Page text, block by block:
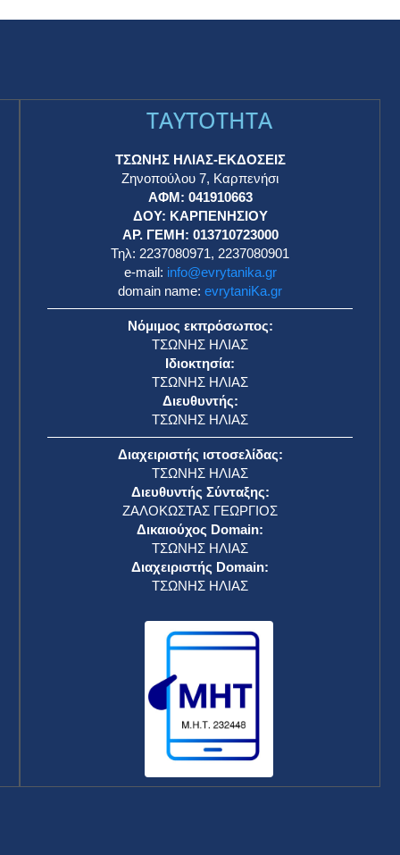
TAYTOTHTA
ΤΣΩΝΗΣ ΗΛΙΑΣ-ΕΚΔΟΣΕΙΣ
Ζηνοπούλου 7, Καρπενήσι
ΑΦΜ: 041910663
ΔΟΥ: ΚΑΡΠΕΝΗΣΙΟΥ
ΑΡ. ΓΕΜΗ: 013710723000
Τηλ: 2237080971, 2237080901
e-mail: info@evrytanika.gr
domain name: evrytaniKa.gr
Νόμιμος εκπρόσωπος:
ΤΣΩΝΗΣ ΗΛΙΑΣ
Ιδιοκτησία:
ΤΣΩΝΗΣ ΗΛΙΑΣ
Διευθυντής:
ΤΣΩΝΗΣ ΗΛΙΑΣ
Διαχειριστής ιστοσελίδας:
ΤΣΩΝΗΣ ΗΛΙΑΣ
Διευθυντής Σύνταξης:
ΖΑΛΟΚΩΣΤΑΣ ΓΕΩΡΓΙΟΣ
Δικαιούχος Domain:
ΤΣΩΝΗΣ ΗΛΙΑΣ
Διαχειριστής Domain:
ΤΣΩΝΗΣ ΗΛΙΑΣ